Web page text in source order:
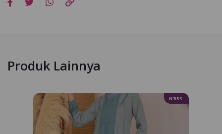
Produk Lainnya
N’BRS